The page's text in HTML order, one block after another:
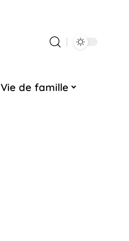
Vie de famille